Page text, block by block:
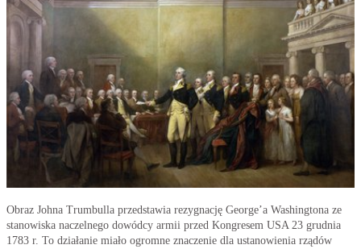
Obraz Johna Trumbulla przedstawia rezygnację George’a Washingtona ze
stanowiska naczelnego dowódcy armii przed Kongresem USA 23 grudnia
1783 r. To działanie miało ogromne znaczenie dla ustanowienia rządów